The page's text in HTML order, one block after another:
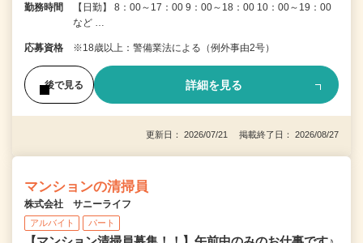
勤務時間
【日勤】 8：00～17：00 9：00～18：00 10：00～19：00
など …
応募資格 ※18歳以上：警備業法による（例外事由2号）
後で見る 詳細を見る
更新日： 2026/07/21 掲載終了日： 2026/08/27
マンションの清掃員
株式会社 サニーライフ
アルバイト パート